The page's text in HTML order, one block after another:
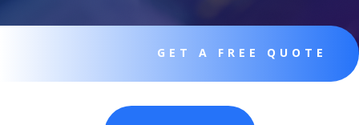
GET A FREE QUOTE